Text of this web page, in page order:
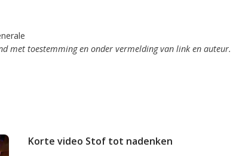
met toestemming en onder vermelding van link en auteur.
Korte video Stof tot nadenken